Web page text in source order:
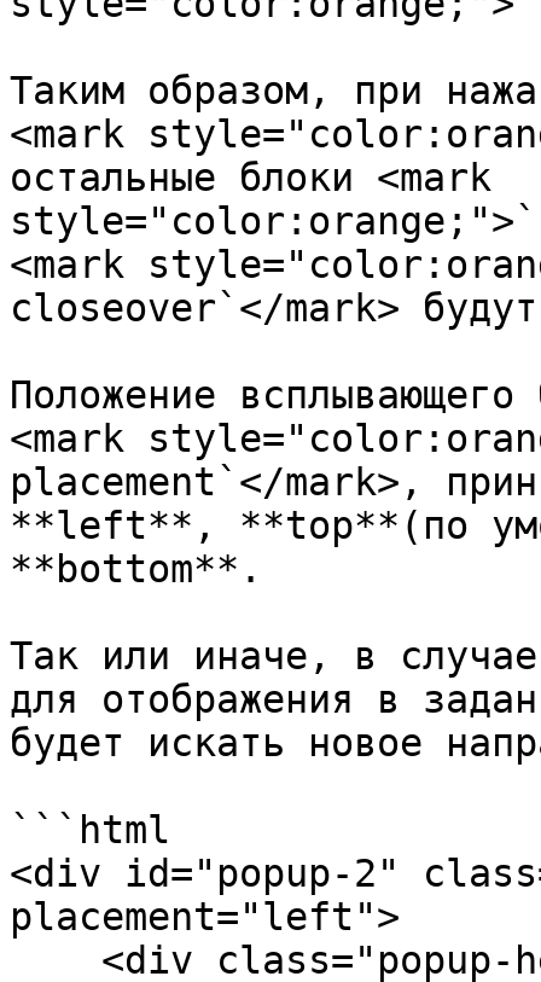
Таким образом, при
<mark
остальные блоки <mark
<mark
closeover`</mark>
Положение
<mark
placement`</mark>,
**left**, **top**(по
**bottom**.
Так или иначе, в
для отображения в
будет искать новое
```html
<div id="popup-2"
placement="left">